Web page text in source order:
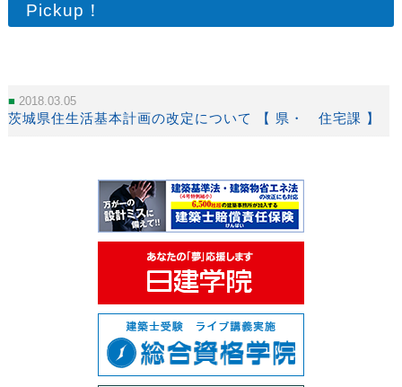
Pickup！
2018.03.05
茨城県住生活基本計画の改定について 【 県・ 住宅課 】